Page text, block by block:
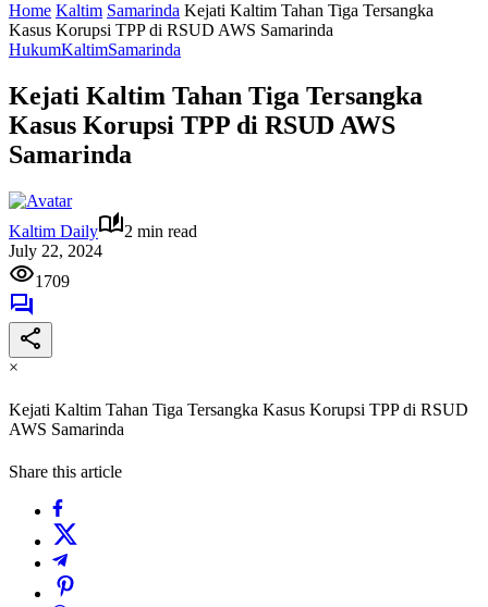
Home Kaltim Samarinda Kejati Kaltim Tahan Tiga Tersangka
Kasus Korupsi TPP di RSUD AWS Samarinda
HukumKaltimSamarinda
Kejati Kaltim Tahan Tiga Tersangka
Kasus Korupsi TPP di RSUD AWS
Samarinda
Kaltim Daily
2 min read
July 22, 2024
1709
×
Kejati Kaltim Tahan Tiga Tersangka Kasus Korupsi TPP di RSUD
AWS Samarinda
Share this article